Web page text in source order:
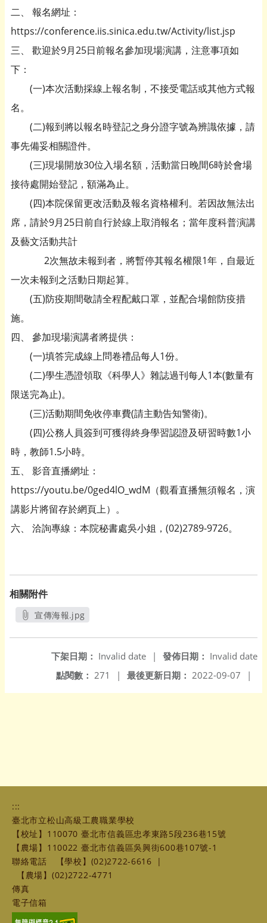
二、 報名網址：
https://conference.iis.sinica.edu.tw/Activity/list.jsp
三、 歡迎於9月25日前報名參加現場演講，注意事項如
下：
(一)本次活動採線上報名制，不接受電話或其他方式報
名。
(二)報到將以報名時登記之身分證字號為辨識依據，請
事先備妥相關證件。
(三)現場開放30位入場名額，活動當日晚間6時於會場
接待處開始登記，額滿為止。
(四)本院保留更改活動及報名資格權利。若因故無法出
席，請於9月25日前自行於線上取消報名；當年度科普演講
及藝文活動共計
2次無故未報到者，將暫停其報名權限1年，自最近
一次未報到之活動日期起算。
(五)防疫期間敬請全程配戴口罩，並配合場館防疫措
施。
四、 參加現場演講者將提供：
(一)填答完成線上問卷禮品每人1份。
(二)學生憑證領取《科學人》雜誌過刊每人1本(數量有
限送完為止)。
(三)活動期間免收停車費(請主動告知警衛)。
(四)公務人員簽到可獲得終身學習認證及研習時數1小
時，教師1.5小時。
五、 影音直播網址：
https://youtu.be/0ged4lO_wdM（觀看直播無須報名，演
講影片將留存於網頁上）。
六、 洽詢專線：本院秘書處吳小姐，(02)2789-9726。
相關附件
宣傳海報.jpg
發佈日期： Invalid date
下架日期： Invalid date
|
最後更新日期： 2022-09-07 |
點閱數： 271 |
:::
臺北市立松山高級工農職業學校
【校址】110070 臺北市信義區忠孝東路5段236巷15號
【農場】110022 臺北市信義區吳興街600巷107號-1
聯絡電話
【學校】(02)2722-6616
|
【農場】(02)2722-4771
傳真
電子信箱